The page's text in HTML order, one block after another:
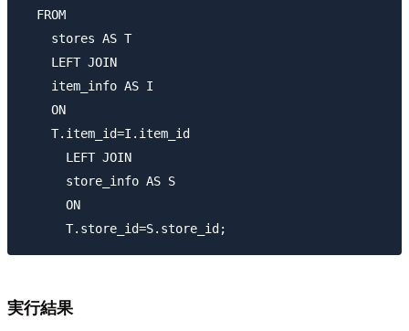
  FROM
    stores AS T
    LEFT JOIN
    item_info AS I
    ON
    T.item_id=I.item_id
      LEFT JOIN
      store_info AS S
      ON
実行結果